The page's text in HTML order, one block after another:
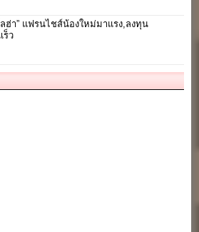
ฮ่า” แฟรนไชส์น้องใหม่มาแรง,ลงทุน
ร็ว